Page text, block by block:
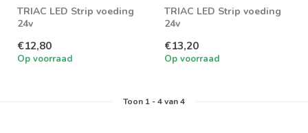
TRIAC LED Strip voeding
24v
€12,80
Op voorraad
TRIAC LED Strip voeding
24v
€13,20
Op voorraad
Toon 1-4van 4